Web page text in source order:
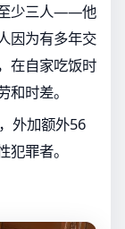
至少三人——他
因为有多年交
在自家吃饭时
时差。
外加额外56
罪者。